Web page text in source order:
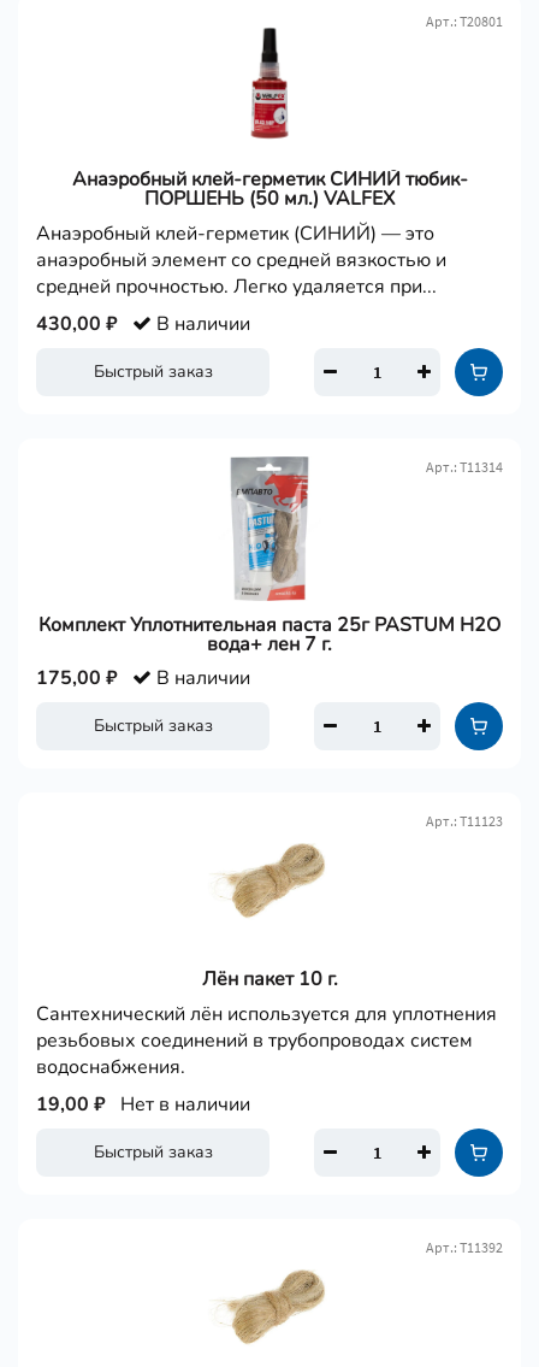
Анаэробный клей-герметик СИНИЙ тюбик-
ПОРШЕНЬ (50 мл.) VALFEX
Арт.: Т20801
Анаэробный клей-герметик (СИНИЙ) — это
анаэробный элемент со средней вязкостью и
средней прочностью. Легко удаляется при...
Быстрый заказ
430,00 ₽ В наличии
Комплект Уплотнительная паста 25г PASTUM H2O
вода+ лен 7 г.
Арт.: Т11314
Быстрый заказ
175,00 ₽ В наличии
Лён пакет 10 г.
Арт.: Т11123
Сантехнический лён используется для уплотнения
резьбовых соединений в трубопроводах систем
водоснабжения.
Быстрый заказ
19,00 ₽ Нет в наличии
Арт.: Т11392